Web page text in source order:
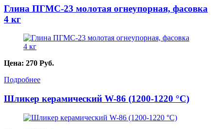
Глина ПГМС-23 молотая огнеупорная, фасовка
4 кг
Цена: 270 Руб.
Подробнее
Шликер керамический W-86 (1200-1220 °C)